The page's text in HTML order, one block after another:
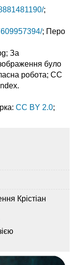
;
; Перо
За
було
робота; CC
CC BY 2.0;
Крістіан